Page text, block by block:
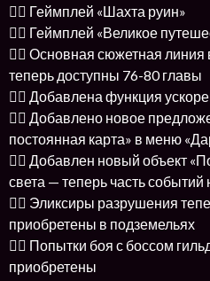
👉🏻 Геймплей «Шахта руин»
👉🏻 Геймплей «Великое
👉🏻 Основная сюжетная
теперь доступны 76-80 главы
👉🏻 Добавлена функция
👉🏻 Добавлено новое
постоянная карта» в меню
👉🏻 Добавлен новый объект
света — теперь часть событий
👉🏻 Эликсиры разрушения
приобретены в подземельях
👉🏻 Попытки боя с боссом
приобретены